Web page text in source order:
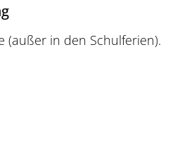
(außer in den Schulferien).